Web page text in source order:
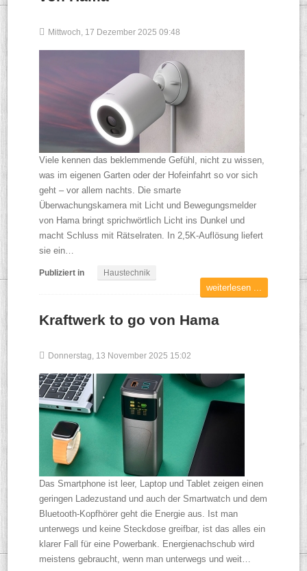
Mittwoch, 17 Dezember 2025 09:48
Viele kennen das beklemmende Gefühl, nicht zu wissen,
was im eigenen Garten oder der Hofeinfahrt so vor sich
geht – vor allem nachts. Die smarte
Überwachungskamera mit Licht und Bewegungsmelder
von Hama bringt sprichwörtlich Licht ins Dunkel und
macht Schluss mit Rätselraten. In 2,5K-Auflösung liefert
sie ein…
Publiziert in Haustechnik
weiterlesen ...
Kraftwerk to go von Hama
Donnerstag, 13 November 2025 15:02
Das Smartphone ist leer, Laptop und Tablet zeigen einen
geringen Ladezustand und auch der Smartwatch und dem
Bluetooth-Kopfhörer geht die Energie aus. Ist man
unterwegs und keine Steckdose greifbar, ist das alles ein
klarer Fall für eine Powerbank. Energienachschub wird
meistens gebraucht, wenn man unterwegs und weit…